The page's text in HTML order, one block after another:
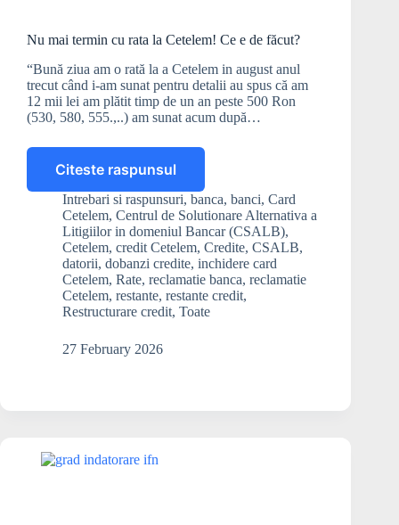
Nu mai termin cu rata la Cetelem! Ce e de făcut?
“Bună ziua am o rată la a Cetelem in august anul
trecut când i-am sunat pentru detalii au spus că am
12 mii lei am plătit timp de un an peste 500 Ron
(530, 580, 555.,..) am sunat acum după…
Citeste raspunsul
Nu
mai
termin
cu
rata
la
Cetelem!
Ce
e
făcut?
Intrebari si raspunsuri, banca, banci, Card
Cetelem, Centrul de Solutionare Alternativa a
Litigiilor in domeniul Bancar (CSALB),
Cetelem, credit Cetelem, Credite, CSALB,
datorii, dobanzi credite, inchidere card
Cetelem, Rate, reclamatie banca, reclamatie
Cetelem, restante, restante credit,
Restructurare credit, Toate
27 February 2026